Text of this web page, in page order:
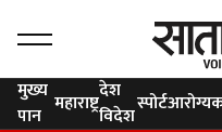
मुख्य
पान महाराष्ट्रदेश
विदेशस्पोर्टआरोग्य